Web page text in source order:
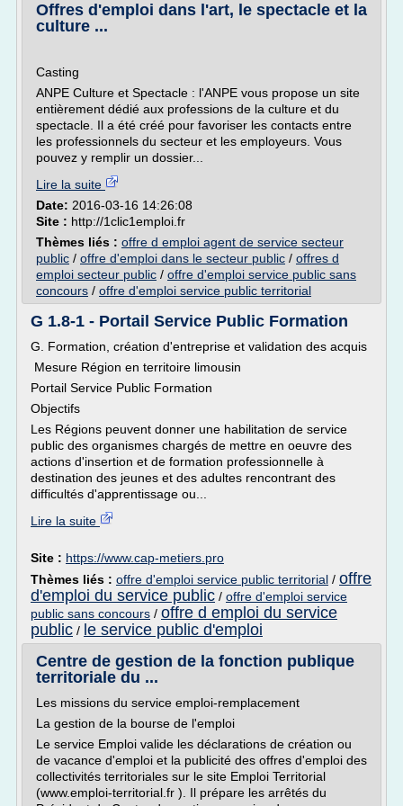
Offres d'emploi dans l'art, le spectacle et la
culture ...
Casting
ANPE Culture et Spectacle : l'ANPE vous propose un site
entièrement dédié aux professions de la culture et du
spectacle. Il a été créé pour favoriser les contacts entre
les professionnels du secteur et les employeurs. Vous
pouvez y remplir un dossier...
Lire la suite
Date: 2016-03-16 14:26:08
Site : http://1clic1emploi.fr
Thèmes liés : offre d emploi agent de service secteur
public / offre d'emploi dans le secteur public / offres d
emploi secteur public / offre d'emploi service public sans
concours / offre d'emploi service public territorial
G 1.8-1 - Portail Service Public Formation
G. Formation, création d'entreprise et validation des acquis
Mesure Région en territoire limousin
Portail Service Public Formation
Objectifs
Les Régions peuvent donner une habilitation de service
public des organismes chargés de mettre en oeuvre des
actions d'insertion et de formation professionnelle à
destination des jeunes et des adultes rencontrant des
difficultés d'apprentissage ou...
Lire la suite
Site : https://www.cap-metiers.pro
Thèmes liés : offre d'emploi service public territorial / offre
d'emploi du service public / offre d'emploi service
public sans concours / offre d emploi du service
public / le service public d'emploi
Centre de gestion de la fonction publique
territoriale du ...
Les missions du service emploi-remplacement
La gestion de la bourse de l'emploi
Le service Emploi valide les déclarations de création ou
de vacance d'emploi et la publicité des offres d'emploi des
collectivités territoriales sur le site Emploi Territorial
(www.emploi-territorial.fr ). Il prépare les arrêtés du